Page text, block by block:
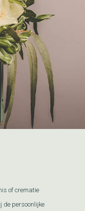
of crematie
de persoonlijke